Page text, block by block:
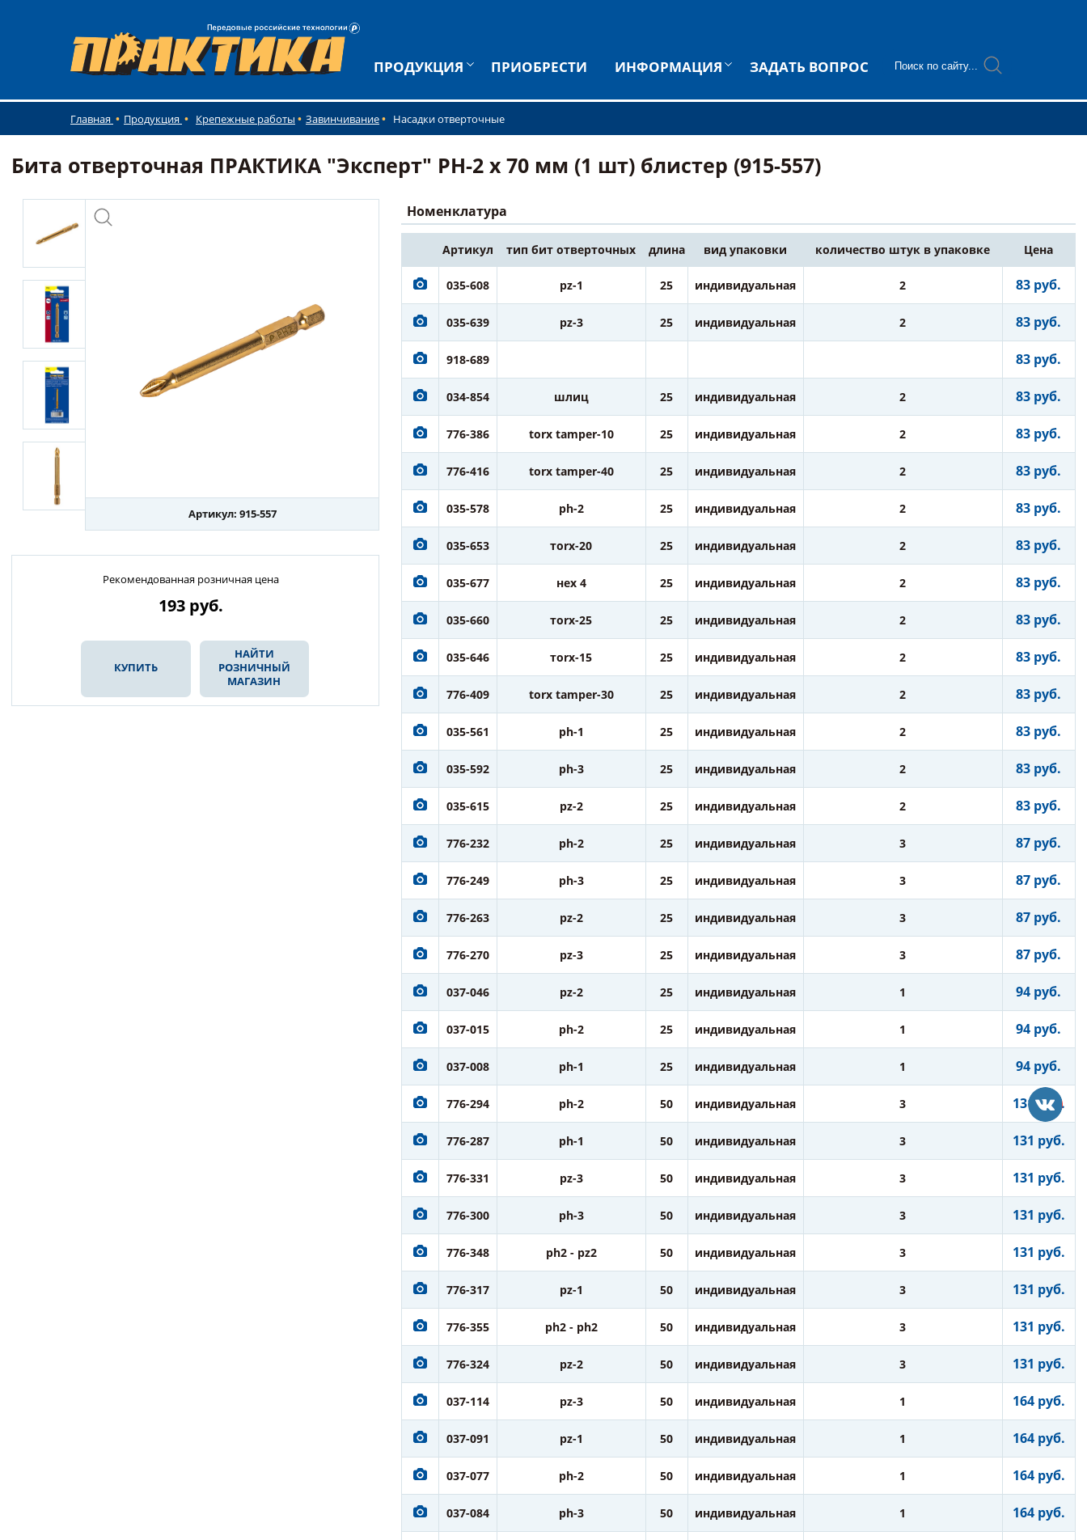
ПРОДУКЦИЯ ПРИОБРЕСТИ ИНФОРМАЦИЯ ЗАДАТЬ ВОПРОС
Главная Продукция Крепежные работы Завинчивание Насадки отверточные
Бита отверточная ПРАКТИКА "Эксперт" PH-2 х 70 мм (1 шт) блистер (915-557)
Артикул: 915-557
Рекомендованная розничная цена
193 руб.
КУПИТЬ
НАЙТИ
РОЗНИЧНЫЙ
МАГАЗИН
Номенклатура
Артикул тип бит отверточных длина вид упаковки количество штук в упаковке Цена
035-608 pz-1 25 индивидуальная 2 83 руб.
035-639 pz-3 25 индивидуальная 2 83 руб.
918-689 83 руб.
034-854 шлиц 25 индивидуальная 2 83 руб.
776-386 torx tamper-10 25 индивидуальная 2 83 руб.
776-416 torx tamper-40 25 индивидуальная 2 83 руб.
035-578 ph-2 25 индивидуальная 2 83 руб.
035-653 тorx-20 25 индивидуальная 2 83 руб.
035-677 нех 4 25 индивидуальная 2 83 руб.
035-660 тorx-25 25 индивидуальная 2 83 руб.
035-646 тorx-15 25 индивидуальная 2 83 руб.
776-409 torx tamper-30 25 индивидуальная 2 83 руб.
035-561 ph-1 25 индивидуальная 2 83 руб.
035-592 ph-3 25 индивидуальная 2 83 руб.
035-615 pz-2 25 индивидуальная 2 83 руб.
776-232 ph-2 25 индивидуальная 3 87 руб.
776-249 ph-3 25 индивидуальная 3 87 руб.
776-263 pz-2 25 индивидуальная 3 87 руб.
776-270 pz-3 25 индивидуальная 3 87 руб.
037-046 pz-2 25 индивидуальная 1 94 руб.
037-015 ph-2 25 индивидуальная 1 94 руб.
037-008 ph-1 25 индивидуальная 1 94 руб.
776-294 ph-2 50 индивидуальная 3 131 руб.
776-287 ph-1 50 индивидуальная 3 131 руб.
776-331 pz-3 50 индивидуальная 3 131 руб.
776-300 ph-3 50 индивидуальная 3 131 руб.
776-348 ph2 - pz2 50 индивидуальная 3 131 руб.
776-317 pz-1 50 индивидуальная 3 131 руб.
776-355 ph2 - ph2 50 индивидуальная 3 131 руб.
776-324 pz-2 50 индивидуальная 3 131 руб.
037-114 pz-3 50 индивидуальная 1 164 руб.
037-091 pz-1 50 индивидуальная 1 164 руб.
037-077 ph-2 50 индивидуальная 1 164 руб.
037-084 ph-3 50 индивидуальная 1 164 руб.